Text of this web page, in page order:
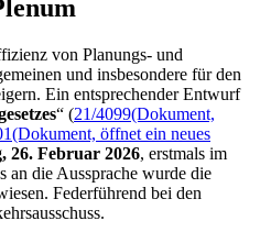
von Planungs- und
und insbesondere für den
Ein entsprechender Entwurf
“ (21/4099(Dokument,
(Dokument, öffnet ein neues
26. Februar 2026, erstmals im
an die Aussprache wurde die
Federführend bei den